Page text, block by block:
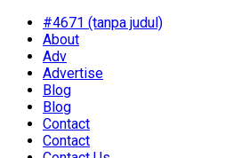
#4671 (tanpa judul)
About
Adv
Advertise
Blog
Blog
Contact
Contact